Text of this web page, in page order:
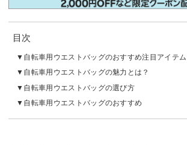
目次
自転車用ウエストバッグのおすすめ注目アイテム
自転車用ウエストバッグの魅力とは？
自転車用ウエストバッグの選び方
自転車用ウエストバッグのおすすめ